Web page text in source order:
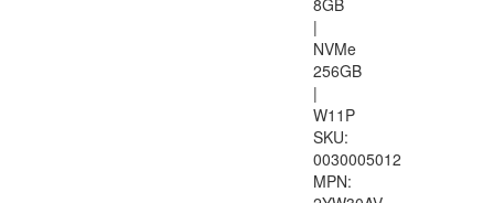
8GB
|
NVMe
256GB
|
W11P
SKU:
0030005012
MPN: